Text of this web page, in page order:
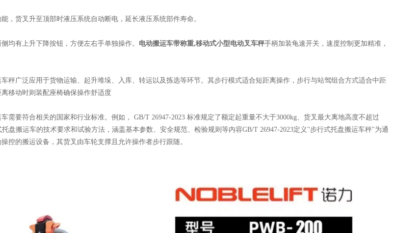
，货叉升至顶部时液压系统自动断电，延长液压系统部件寿命。
均有上升下降按钮，方便左右手单独操作。 电动搬运车带称重,移动式小型电动叉车秤手柄加装龟速开关，速度控制更加精准，
秤广泛应用于货物运输、起升堆垛、入库、转运以及拣选等环节。其步行模式适合短距离操作，步行与站驾组合方式适合中距
移动时则装配座椅确保操作舒适度
需要符合相关的国家和行业标准。例如，
GB/T 26947-2023 标准规定了额定起重量不大于3000kg、货叉最大离地高度不超过
托盘搬运车的技术要求和试验方法，涵盖基本参数、安全规范、检验规则等内容‌GB/T 26947-2023定义 "步行式托盘搬运车秤"为通
控的搬运设备，其货叉由车轮支撑且允许操作者步行跟随。